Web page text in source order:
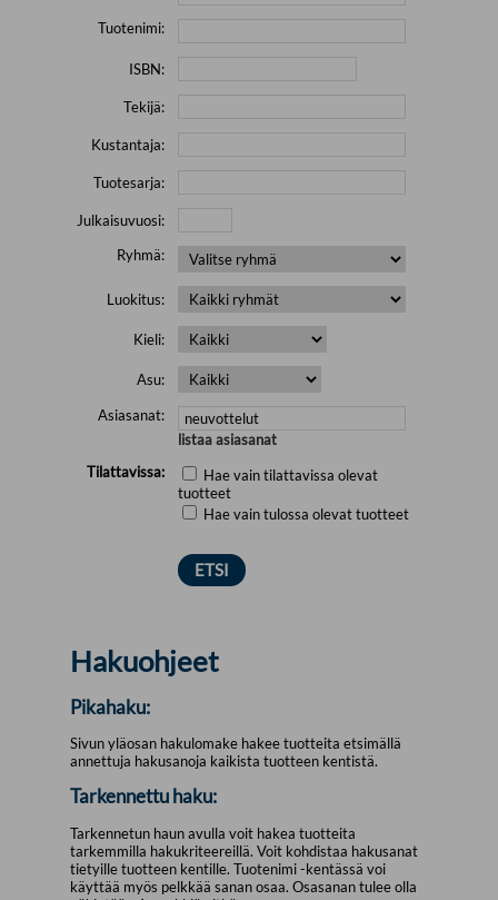
Tuotenimi:
ISBN:
Tekijä:
Kustantaja:
Tuotesarja:
Julkaisuvuosi:
Ryhmä:
Luokitus:
Kieli:
Asu:
Asiasanat:
listaa asiasanat
Tilattavissa:
Hae vain tilattavissa olevat
tuotteet
Hae vain tulossa olevat tuotteet
Hakuohjeet
Pikahaku:
Sivun yläosan hakulomake hakee tuotteita etsimällä
annettuja hakusanoja kaikista tuotteen kentistä.
Tarkennettu haku:
Tarkennetun haun avulla voit hakea tuotteita
tarkemmilla hakukriteereillä. Voit kohdistaa hakusanat
tietyille tuotteen kentille. Tuotenimi -kentässä voi
käyttää myös pelkkää sanan osaa. Osasanan tulee olla